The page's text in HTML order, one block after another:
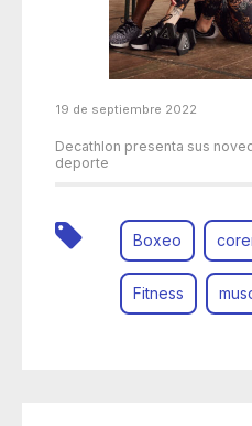
19 de septiembre 2022
Decathlon presenta sus
deporte
Boxeo
Fitness